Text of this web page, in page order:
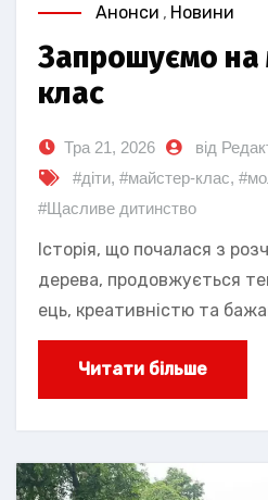
Анонси , Новини
Запрошуємо на
клас
Тра 21, 2026 від
#діти, #майстер-клас,
#Щасливе дитинство
Історія, що почалася з
дерева, продовжується
ець, креативністю та
Читати більше